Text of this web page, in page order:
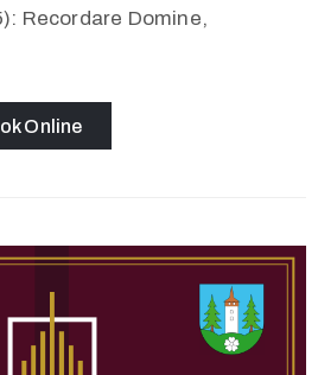
Recordare Domine,
Online